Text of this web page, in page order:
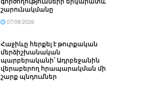
շարունակմանը
07/08/2026
Հաջիևը հերքել է թուրքական
մերձիշխանական
պարբերականի՝ Ադրբեջանին
վերաբերող հրապարակման մի
շարք պնդումներ